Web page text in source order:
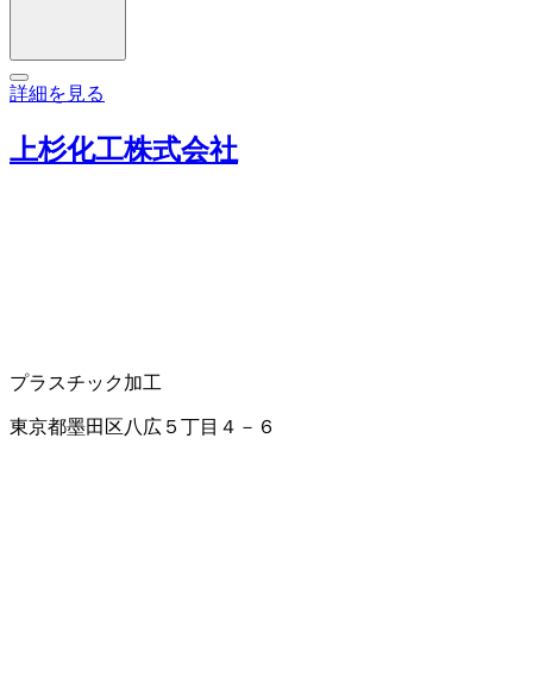
詳細を見る
上杉化工株式会社
プラスチック加工
東京都墨田区八広５丁目４－６